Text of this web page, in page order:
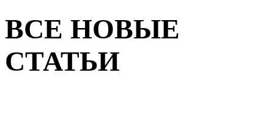
ВСЕ НОВЫЕ
СТАТЬИ